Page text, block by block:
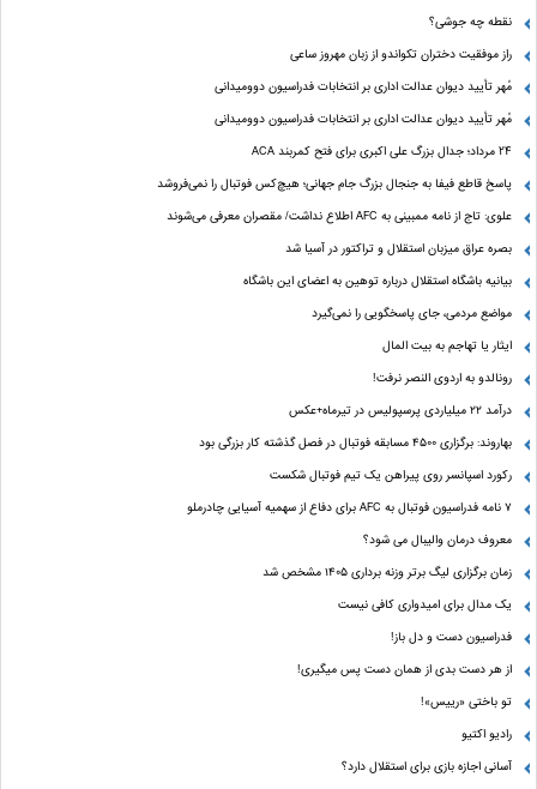
نقطه چه جوشی؟
راز موفقیت دختران تکواندو از زبان مهروز ساعی
مُهر تأیید دیوان عدالت اداری بر انتخابات فدراسیون دوومیدانی
مُهر تأیید دیوان عدالت اداری بر انتخابات فدراسیون دوومیدانی
24 مرداد؛ جدال بزرگ علی‌ اکبری برای فتح کمربند ACA
پاسخ قاطع فیفا به جنجال بزرگ جام جهانی؛ هیچ‌کس فوتبال را نمی‌فروشد
علوی: تاج از نامه ممبینی به AFC اطلاع نداشت/ مقصران معرفی می‌شوند
بصره عراق میزبان استقلال و تراکتور در آسیا شد
بیانیه باشگاه استقلال درباره توهین به اعضای این باشگاه
مواضع مردمی، جای پاسخگویی را نمی‌گیرد
ایثار یا تهاجم به بیت المال
رونالدو به اردوی النصر نرفت!
درآمد ۲۲ میلیاردی پرسپولیس در تیرماه+عکس
بهاروند: برگزاری ۴۵۰۰ مسابقه فوتبال در فصل گذشته کار بزرگی بود
رکورد اسپانسر روی پیراهن یک تیم فوتبال شکست
۷ نامه فدراسیون فوتبال به AFC برای دفاع از سهمیه آسیایی چادرملو
معروف درمان والیبال می شود؟
زمان برگزاری لیگ برتر وزنه برداری ۱۴۰۵ مشخص شد
یک مدال برای امیدواری کافی نیست
فدراسیون دست‌ و دل باز!
از هر دست بدی از همان دست پس میگیری!
تو باختی «رییس»!
رادیو اکتیو
آسانی اجازه بازی برای استقلال دارد؟